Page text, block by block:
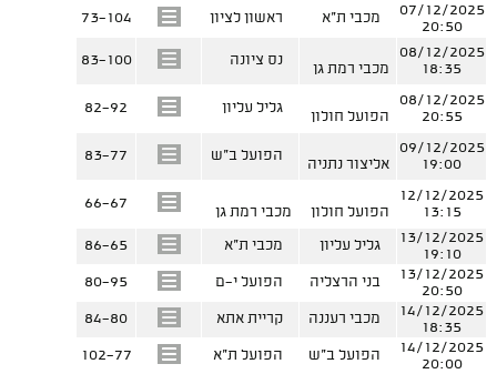
07/12/2025
20:50
מכבי ת"א ראשון לציון 73-104
08/12/2025
18:35
מכבי רמת גן
נס ציונה 83-100
08/12/2025
20:55
הפועל חולון
גליל עליון 82-92
09/12/2025
19:00
אליצור נתניה
הפועל ב"ש 83-77
12/12/2025
13:15
הפועל חולון מכבי רמת גן
66-67
13/12/2025
19:10
גליל עליון מכבי ת"א
86-65
13/12/2025
20:50
בני הרצליה הפועל י-ם
80-95
14/12/2025
18:35
מכבי רעננה קריית אתא
84-80
14/12/2025
20:00
הפועל ב"ש הפועל ת"א
102-77